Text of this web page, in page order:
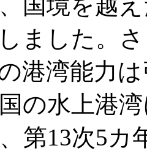
ました。
港湾能力
の水上港
第13次5